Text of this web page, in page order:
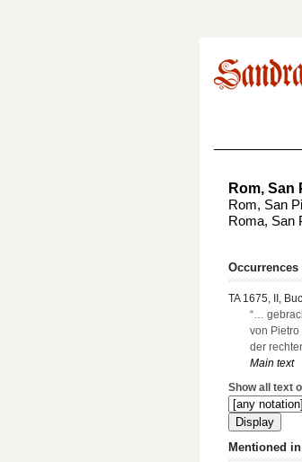
Rom,
Rom, San
Roma, San
TA 1675, II,
“…
von
der
Main text
Show all text
Mentioned